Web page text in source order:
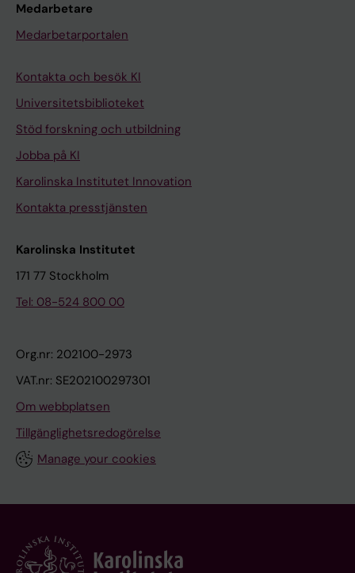
Medarbetare
Medarbetarportalen
Kontakta och besök KI
Universitetsbiblioteket
Stöd forskning och utbildning
Jobba på KI
Karolinska Institutet Innovation
Kontakta presstjänsten
Karolinska Institutet
171 77 Stockholm
Tel: 08-524 800 00
Org.nr: 202100-2973
VAT.nr: SE202100297301
Om webbplatsen
Tillgänglighetsredogörelse
Manage your cookies